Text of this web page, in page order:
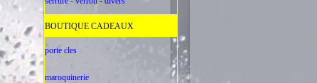
BOUTIQUE CADEAUX
porte cles
maroquinerie